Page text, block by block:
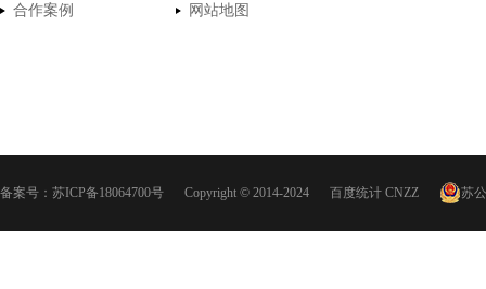
合作案例
网站地图
备案号： 苏ICP备18064700号 Copyright © 2014-2024 百度统计 CNZZ 苏